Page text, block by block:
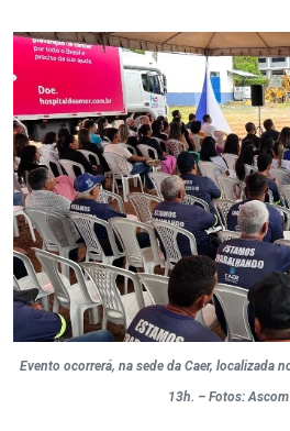
Evento ocorrerá, na sede da Caer, localizada
13h. – Fotos: Ascom